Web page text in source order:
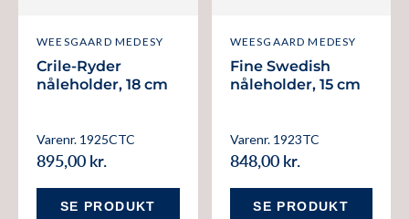
WEESGAARD MEDESY
Crile-Ryder
nåleholder, 18 cm
Varenr. 1925CTC
895,00 kr.
SE PRODUKT
WEESGAARD MEDESY
Fine Swedish
nåleholder, 15 cm
Varenr. 1923TC
848,00 kr.
SE PRODUKT